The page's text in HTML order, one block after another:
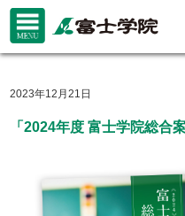
2023年12月21日
「2024年度 富士学院総合